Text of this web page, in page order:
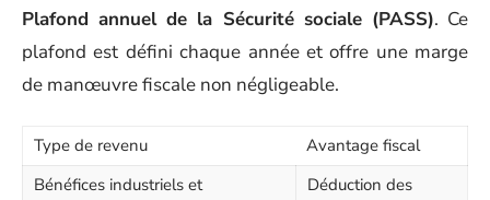
Plafond annuel de la Sécurité sociale (PASS). Ce
plafond est défini chaque année et offre une marge
de manœuvre fiscale non négligeable.
Type de revenu
Avantage fiscal
Bénéfices industriels et
Déduction des